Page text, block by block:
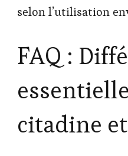
selon l’utilisation
FAQ :
citadine